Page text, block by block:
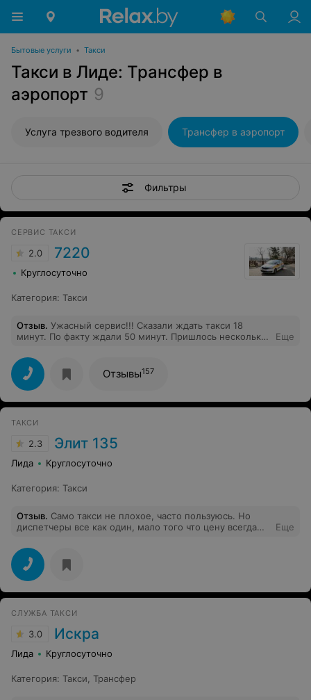
Бытовые услуги • Такси
Такси в Лиде: Трансфер в
аэропорт 9
Услуга трезвого водителя Трансфер в аэропорт
Фильтры
СЕРВИС ТАКСИ
2.0 7220
Круглосуточно
Категория: Такси
Отзыв. Ужасный сервис!!! Сказали ждать такси 18
минут. По факту ждали 50 минут. Пришлось несколько
перепутали номер машины. Он приехал, звонит, а мы
ищем машину с другим номером!
Еще
Отзывы157
ТАКСИ
2.3 Элит 135
Лида Круглосуточно
Категория: Такси
Отзыв. Само такси не плохое, часто пользуюсь. Но
диспетчеры все как один, мало того что цену всегда
спрашиваешь почему туда ехала на этом такси за 25, а
назад за 50, начинают говорить про "ночной тариф", это
где такое видано?Короче не рекомендую.
Еще
СЛУЖБА ТАКСИ
3.0 Искра
Лида Круглосуточно
Категория: Такси Трансфер